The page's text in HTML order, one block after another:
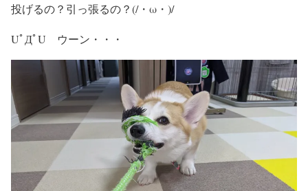
投げるの？引っ張るの？(/・ω・)/
UﾟДﾟU ウーン・・・